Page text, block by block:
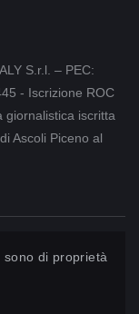
S.r.l. – PEC:
- Iscrizione ROC
giornalistica iscritta
Ascoli Piceno al
di proprietà